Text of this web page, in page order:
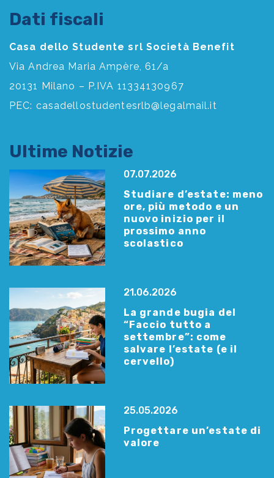
Dati fiscali
Casa dello Studente srl Società Benefit
Via Andrea Maria Ampère, 61/a
20131 Milano – P.IVA 11334130967
PEC: casadellostudentesrlb@legalmail.it
Ultime Notizie
07.07.2026
Studiare d’estate: meno
ore, più metodo e un
nuovo inizio per il
prossimo anno
scolastico
21.06.2026
La grande bugia del
“Faccio tutto a
settembre”: come
salvare l’estate (e il
cervello)
25.05.2026
Progettare un’estate di
valore